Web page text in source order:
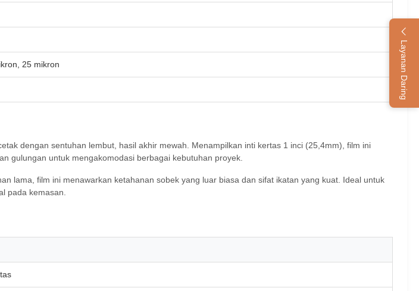
Layanan Daring
25 mikron
dengan sentuhan lembut, hasil akhir mewah. Menampilkan inti kertas 1 inci (25,4mm), film ini
gulungan untuk mengakomodasi berbagai kebutuhan proyek.
lama, film ini menawarkan ketahanan sobek yang luar biasa dan sifat ikatan yang kuat. Ideal untuk
pada kemasan.